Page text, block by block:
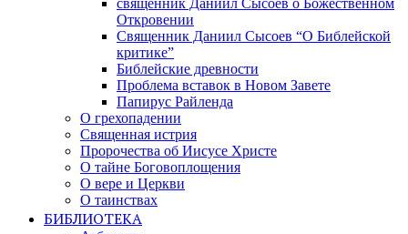
священник Даниил Сысоев о Божественном
Откровении
Священник Даниил Сысоев “О Библейской
критике”
Библейские древности
Проблема вставок в Новом Завете
Папирус Райленда
О грехопадении
Священная истрия
Пророчества об Иисусе Христе
О тайне Боговоплощения
О вере и Церкви
О таинствах
БИБЛИОТЕКА